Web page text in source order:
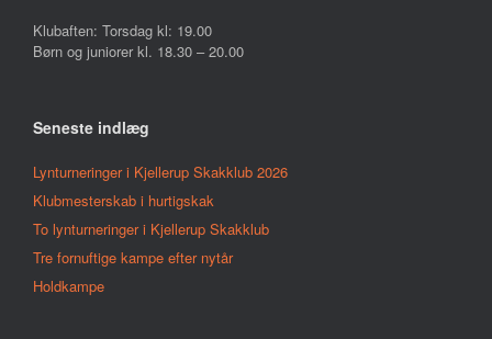
Klubaften: Torsdag kl: 19.00
Børn og juniorer kl. 18.30 – 20.00
Seneste indlæg
Lynturneringer i Kjellerup Skakklub 2026
Klubmesterskab i hurtigskak
To lynturneringer i Kjellerup Skakklub
Tre fornuftige kampe efter nytår
Holdkampe